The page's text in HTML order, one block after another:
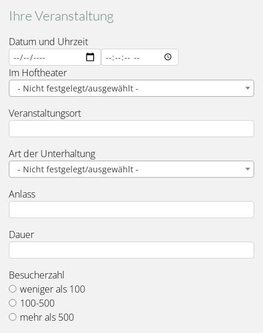
Ihre Veranstaltung
Datum und Uhrzeit
Datum
und
Uhrzeit:
Datum
Datum
und
Uhrzeit:
Zeit
Im Hoftheater
- Nicht festgelegt/ausgewählt -
Veranstaltungsort
Art der Unterhaltung
- Nicht festgelegt/ausgewählt -
Anlass
Dauer
Besucherzahl
weniger als 100
100-500
mehr als 500